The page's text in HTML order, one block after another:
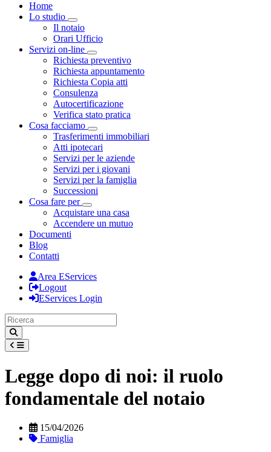
Home
Lo studio
Toggle Dropdown
Il notaio
Orari Ufficio
Servizi on-line
Toggle Dropdown
Richiesta preventivo
Richiesta appuntamento
Richiesta Copia atti
Consulenza
Autocertificazione
Verifica stato pratica
Cosa facciamo
Toggle Dropdown
Trasferimenti immobiliari
Atti ipotecari
Servizi per le aziende
Servizi per i giovani
Servizi per la famiglia
Successioni
Cosa fare per
Toggle Dropdown
Acquistare una casa
Accendere un mutuo
Documenti
Blog
Contatti
Area EServices
Logout
EServices Login
Legge dopo di noi: il ruolo
fondamentale del notaio
15/04/2026
Famiglia